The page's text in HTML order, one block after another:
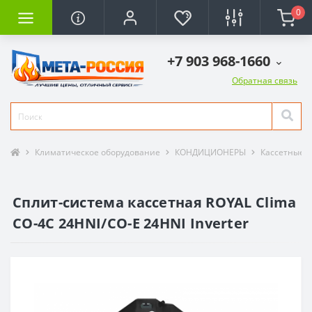
0
+7 903 968-1660
Обратная связь
Климатическое оборудование КОНДИЦИОНЕРЫ Кассетные
Сплит-система кассетная ROYAL Clima
CO-4C 24HNI/CO-E 24HNI Inverter